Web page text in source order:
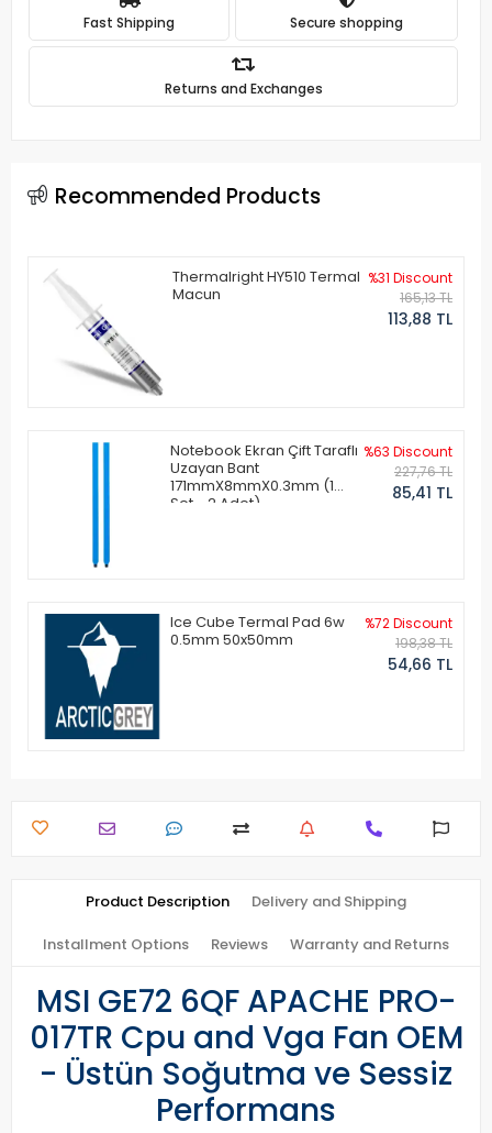
Fast Shipping Secure shopping
Returns and Exchanges
Recommended Products
Thermalright HY510 Termal
Macun
%31 Discount
165,13 TL
113,88 TL
Notebook Ekran Çift Taraflı
Uzayan Bant
171mmX8mmX0.3mm (1
Set - 2 Adet)
%63 Discount
227,76 TL
85,41 TL
Ice Cube Termal Pad 6w
0.5mm 50x50mm
%72 Discount
198,38 TL
54,66 TL
Product Description Delivery and Shipping
Installment Options Reviews Warranty and Returns
MSI GE72 6QF APACHE PRO-
017TR Cpu and Vga Fan OEM
- Üstün Soğutma ve Sessiz
Performans